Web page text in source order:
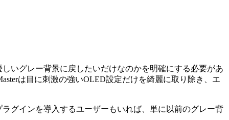
いグレー背景に戻したいだけなのかを明確にする必要があ
は目に刺激の強いOLED設定だけを綺麗に取り除き、エ
グインを導入するユーザーもいれば、単に以前のグレー背